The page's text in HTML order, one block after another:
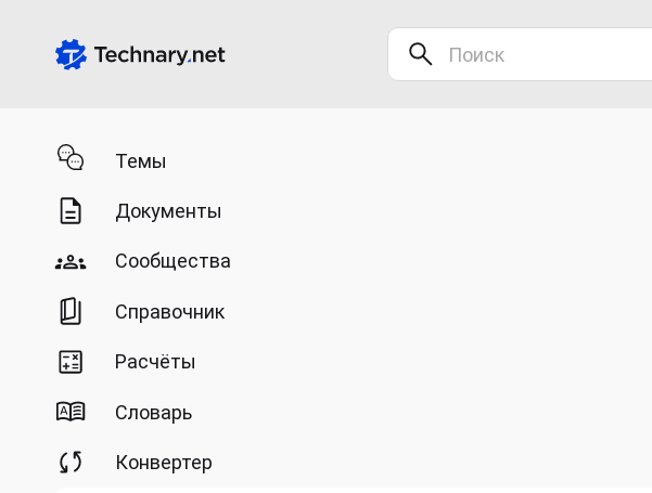
Темы
Документы
Сообщества
Справочник
Расчёты
Словарь
Конвертер